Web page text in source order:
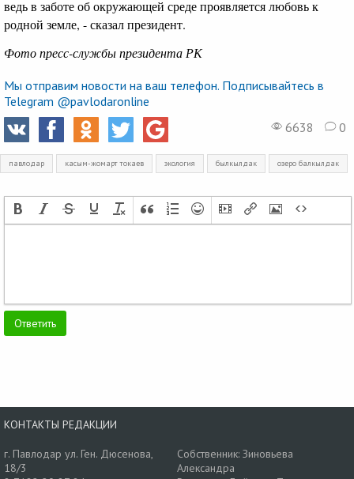
ведь в заботе об окружающей среде проявляется любовь к
родной земле, - сказал президент.
Фото пресс-службы президента РК
Мы отправим новости на ваш телефон. Подписывайтесь в
Telegram @pavlodaronline
6638
0
павлодар касым-жомарт токаев экология былкылдак озеро балкылдак
КОНТАКТЫ РЕДАКЦИИ
г. Павлодар ул. Ген. Дюсенова,
18/3
Собственник: Зиновьева
Александра